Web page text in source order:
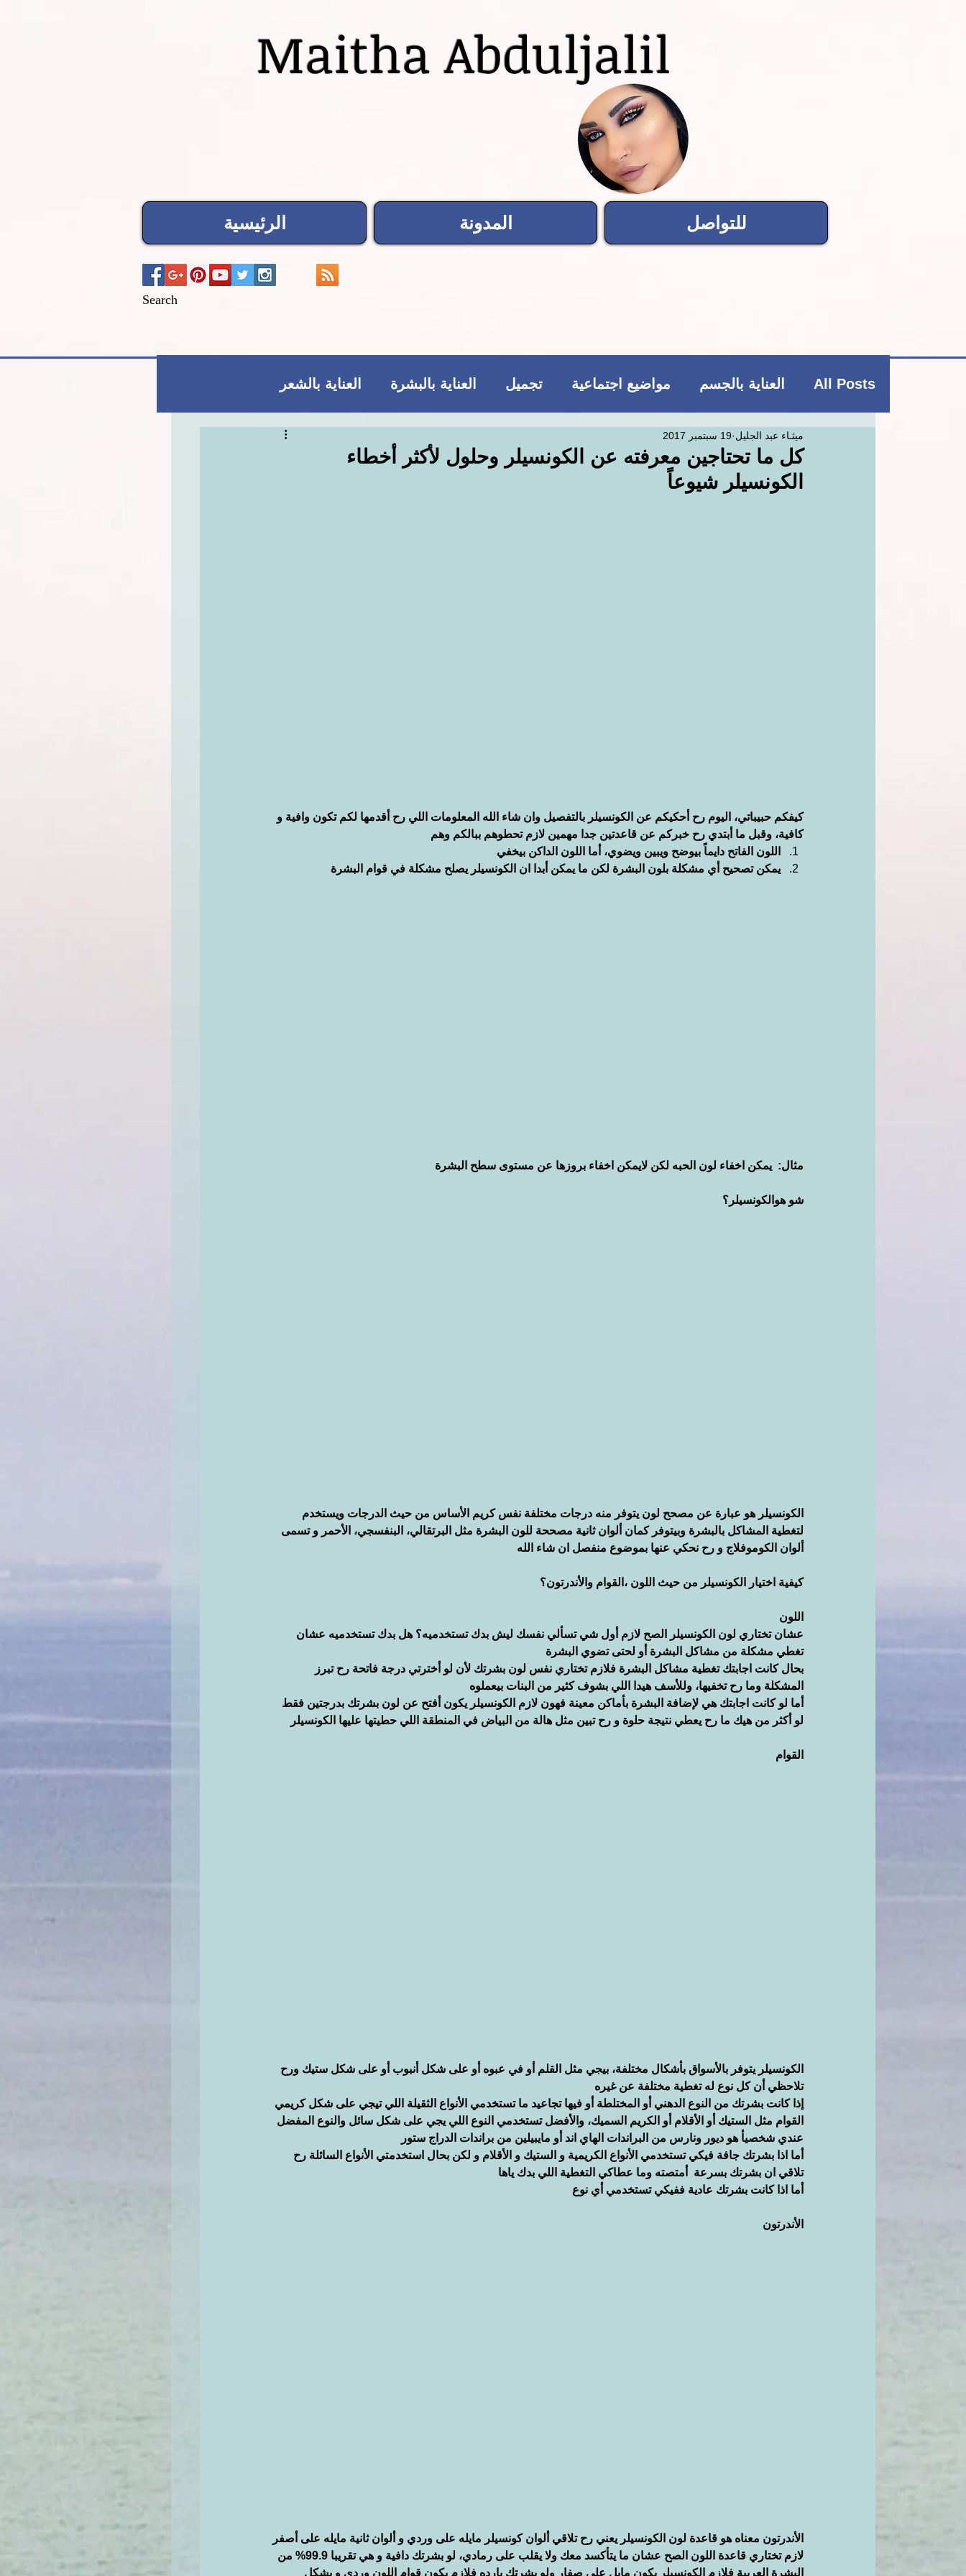
Maitha Abduljalil
الرئيسية المدونة للتواصل
Search
All Posts العناية بالجسم مواضيع اجتماعية تجميل العناية بالبشرة العناية بالشعر
فاشن و عطور منتجات بوتيكي للمتزوجات فقط العناية بالبشرة
العناية بالشعر العناية بالجسم
كل ما تحتاجين معرفته عن الكونسيلر وحلول لأكثر أخطاء
الكونسيلر شيوعاً
ميثـاء عبد الجليل 19 سبتمبر 2017
كيفكم حبيباتي، اليوم رح أحكيكم عن الكونسيلر بالتفصيل وان شاء الله المعلومات اللي رح أقدمها لكم تكون وافية و
كافية، وقبل ما أبتدي رح خبركم عن قاعدتين جدا مهمين لازم تحطوهم ببالكم وهم
اللون الفاتح دايماً بيوضح ويبين ويضوي، أما اللون الداكن بيخفي
يمكن تصحيح أي مشكلة بلون البشرة لكن ما يمكن أبدا ان الكونسيلر يصلح مشكلة في قوام البشرة
مثال:  يمكن اخفاء لون الحبه لكن لايمكن اخفاء بروزها عن مستوى سطح البشرة
شو هوالكونسيلر؟
الكونسيلر هو عبارة عن مصحح لون يتوفر منه درجات مختلفة نفس كريم الأساس من حيث الدرجات ويستخدم
لتغطية المشاكل بالبشرة وبيتوفر كمان ألوان ثانية مصححة للون البشرة مثل البرتقالي، البنفسجي، الأحمر و تسمى
ألوان الكوموفلاج و رح نحكي عنها بموضوع منفصل ان شاء الله
كيفية اختيار الكونسيلر من حيث اللون ،القوام والأندرتون؟
اللون
عشان تختاري لون الكونسيلر الصح لازم أول شي تسألي نفسك ليش بدك تستخدميه؟ هل بدك تستخدميه عشان
تغطي مشكلة من مشاكل البشرة أو لحتى تضوي البشرة
بحال كانت اجابتك تغطية مشاكل البشرة فلازم تختاري نفس لون بشرتك لأن لو أخترتي درجة فاتحة رح تبرز
المشكلة وما رح تخفيها، وللأسف هيدا اللي بشوف كثير من البنات بيعملوه
أما لو كانت اجابتك هي لإضافة البشرة بأماكن معينة فهون لازم الكونسيلر يكون أفتح عن لون بشرتك بدرجتين فقط
لو أكثر من هيك ما رح يعطي نتيجة حلوة و رح تبين مثل هالة من البياض في المنطقة اللي حطيتها عليها الكونسيلر
القوام
الكونسيلر يتوفر بالأسواق بأشكال مختلفة، بيجي مثل القلم أو في عبوه أو على شكل أنبوب أو على شكل ستيك ورح
تلاحظي أن كل نوع له تغطية مختلفة عن غيره
إذا كانت بشرتك من النوع الدهني أو المختلطة أو فيها تجاعيد ما تستخدمي الأنواع الثقيلة اللي تيجي على شكل كريمي
القوام مثل الستيك أو الأقلام أو الكريم السميك، والأفضل تستخدمي النوع اللي يجي على شكل سائل والنوع المفضل
عندي شخصيأ هو ديور ونارس من البراندات الهاي اند أو مايبيلين من براندات الدراج ستور
أما اذا بشرتك جافة فيكي تستخدمي الأنواع الكريمية و الستيك و الأقلام و لكن بحال استخدمتي الأنواع السائلة رح
تلاقي ان بشرتك بسرعة  أمتصته وما عطاكي التغطية اللي بدك ياها
أما اذا كانت بشرتك عادية ففيكي تستخدمي أي نوع
الأندرتون
الأندرتون معناه هو قاعدة لون الكونسيلر يعني رح تلاقي ألوان كونسيلر مايله على وردي و ألوان ثانية مايله على أصفر
لازم تختاري قاعدة اللون الصح عشان ما يتأكسد معك ولا يقلب على رمادي، لو بشرتك دافية و هي تقريبا 99.9% من
البشرة العربية فلازم الكونسيلر يكون مايل على صفار ولو بشرتك بارده فلازم يكون قوام اللون وردي و بشكل